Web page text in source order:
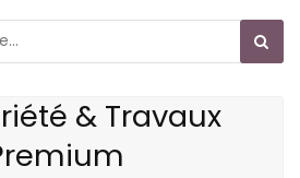
& Travaux